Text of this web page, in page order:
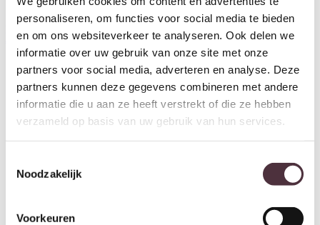
personaliseren, om functies voor social media te bieden
en om ons websiteverkeer te analyseren. Ook delen we
informatie over uw gebruik van onze site met onze
partners voor social media, adverteren en analyse. Deze
partners kunnen deze gegevens combineren met andere
informatie die u aan ze heeft verstrekt of die ze hebben
verzameld op basis van uw gebruik van hun services.
Noodzakelijk
Voorkeuren
By-Boo Spinner – anthracite
129,00
By-Boo Sella – beige
€149,00